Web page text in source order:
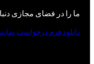
ما را در فضای مجازی
دانلود فرم درخواست